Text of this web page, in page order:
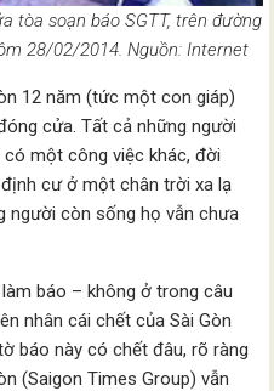
tòa soạn báo SGTT, trên đường
28/02/2014. Nguồn: Internet
12 năm (tức một con giáp)
cửa. Tất cả những người
có một công việc khác, đời
cư ở một chân trời xa lạ
người còn sống họ vẫn chưa
báo – không ở trong câu
nhân cái chết của Sài Gòn
báo này có chết đâu, rõ ràng
(Saigon Times Group) vẫn